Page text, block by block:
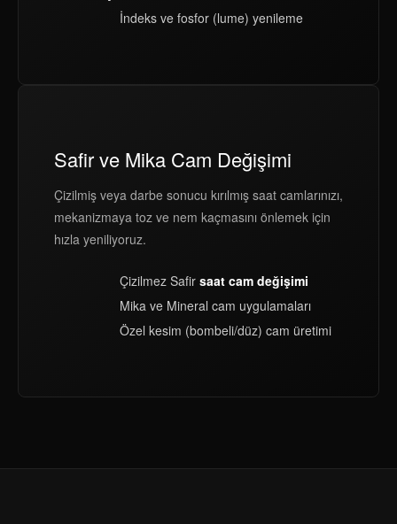
İndeks ve fosfor (lume) yenileme
Safir ve Mika Cam Değişimi
Çizilmiş veya darbe sonucu kırılmış saat camlarınızı,
mekanizmaya toz ve nem kaçmasını önlemek için
hızla yeniliyoruz.
Çizilmez Safir saat cam değişimi
Mika ve Mineral cam uygulamaları
Özel kesim (bombeli/düz) cam üretimi